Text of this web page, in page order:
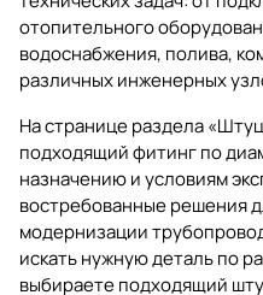
отопительного
водоснабжения, полива,
различных инженерных
На странице раздела
подходящий фитинг по
назначению и условиям
востребованные решения
модернизации
искать нужную деталь по
выбираете подходящий